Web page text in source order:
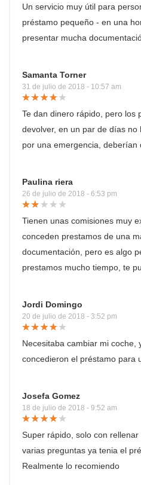
Un servicio muy útil para
préstamo pequeño - en una
presentar mucha
Samanta Torner
31 de julio de 2018 - 10:57 am
Te dan dinero rápido, pero los
devolver, en un par de días no
por una emergencia, deberían
Paulina riera
26 de julio de 2018 - 6:53 pm
Tienen unas comisiones muy
conceden prestamos de una
documentación, pero es algo
prestamos mucho tiempo, te
Jordi Domingo
20 de julio de 2018 - 3:52 pm
Necesitaba cambiar mi coche,
concedieron el préstamo para
Josefa Gomez
18 de julio de 2018 - 9:52 am
Super rápido, solo con
varias preguntas ya tenia el
Realmente lo recomiendo